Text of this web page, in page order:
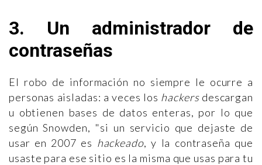
3. Un administrador de
contraseñas
El robo de información no siempre le ocurre a
personas aisladas: a veces los hackersdescargan
u obtienen bases de datos enteras, por lo que
según Snowden, "si un servicio que dejaste de
usar en 2007 es hackeado, y la contraseña que
usaste para ese sitio es la misma que usas para tu